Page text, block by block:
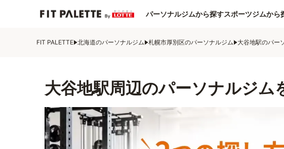
パーソナルジムから探すスポーツジムから
FIT PALETTE 北海道のパーソナルジム 札幌市厚別区のパーソナルジム 大谷地駅のパー
大谷地駅周辺のパーソナルジム